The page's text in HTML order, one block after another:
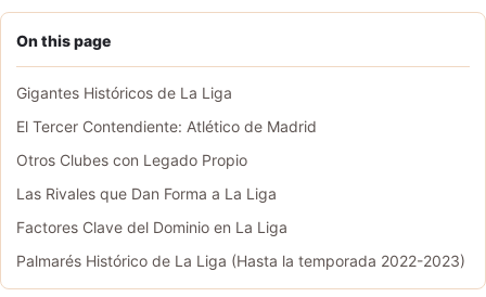
On this page
Gigantes Históricos de La Liga
El Tercer Contendiente: Atlético de Madrid
Otros Clubes con Legado Propio
Las Rivales que Dan Forma a La Liga
Factores Clave del Dominio en La Liga
Palmarés Histórico de La Liga (Hasta la temporada 2022-2023)